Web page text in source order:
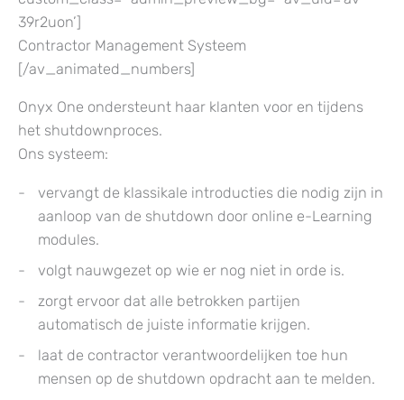
39r2uon’]
Contractor Management Systeem
[/av_animated_numbers]
Onyx One ondersteunt haar klanten voor en tijdens
het shutdownproces.
Ons systeem:
vervangt de klassikale introducties die nodig zijn in
aanloop van de shutdown door online e-Learning
modules.
volgt nauwgezet op wie er nog niet in orde is.
zorgt ervoor dat alle betrokken partijen
automatisch de juiste informatie krijgen.
laat de contractor verantwoordelijken toe hun
mensen op de shutdown opdracht aan te melden.